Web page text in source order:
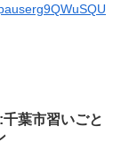
葉市習いごと